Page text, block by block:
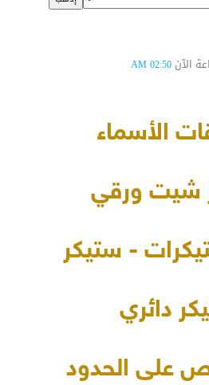
الآن 02:50 AM
الأسماء
شيت ورقي
- ستيكر
دائري
على الحدود